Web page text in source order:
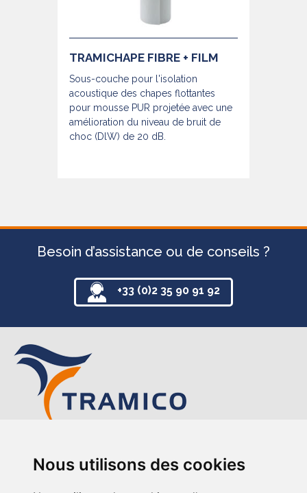
Nous utilisons des cookies
TRAMICHAPE FIBRE + FILM
Sous-couche pour l'isolation
acoustique des chapes flottantes
pour mousse PUR projetée avec une
amélioration du niveau de bruit de
choc (DlW) de 20 dB.
Besoin d’assistance ou de conseils ?
+33 (0)2 35 90 91 92
12-14 avenue de l’Europe